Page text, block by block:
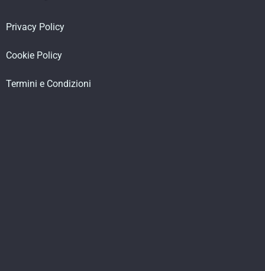
Privacy Policy
Cookie Policy
Termini e Condizioni